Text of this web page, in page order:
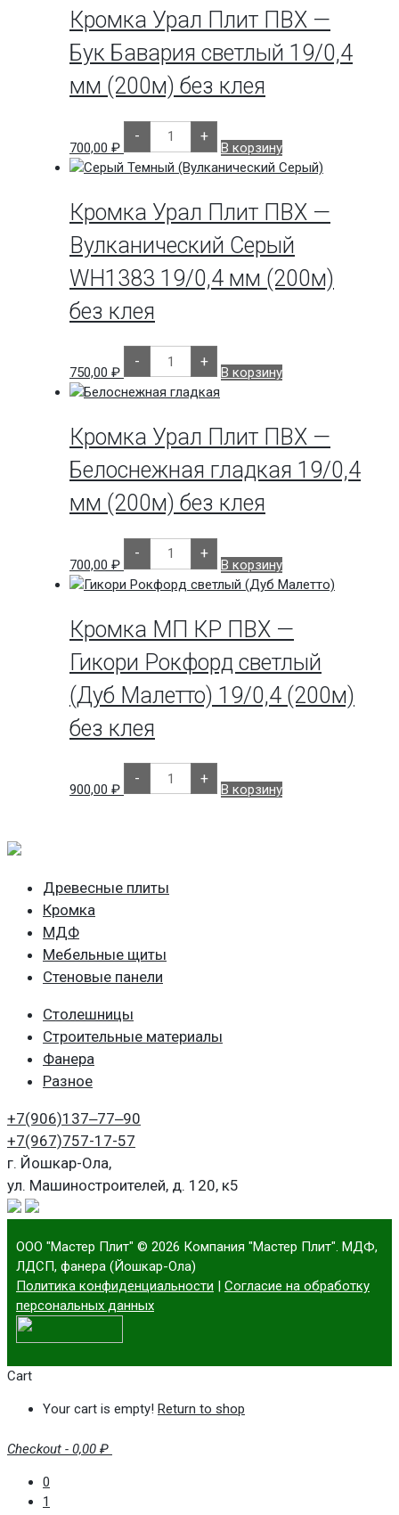
Кромка Урал Плит ПВХ —
Бук Бавария светлый 19/0,4
мм (200м) без клея
700,00 ₽
-
Количество
товара
Кромка
Урал
-
Бук
светлый
19/0,4
мм
(200м)
клея
+
В корзину
Кромка Урал Плит ПВХ —
Вулканический Серый
WH1383 19/0,4 мм (200м)
без клея
750,00 ₽
-
Количество
товара
Кромка
Урал
-
Вулканический
WH1383
19/0,4
мм
(200м)
клея
+
В корзину
Кромка Урал Плит ПВХ —
Белоснежная гладкая 19/0,4
мм (200м) без клея
700,00 ₽
-
Количество
товара
Кромка
Урал
Плит
-
Белоснежная
гладкая
19/0,4
мм
(200м)
без
+
В корзину
Кромка МП КР ПВХ —
Гикори Рокфорд светлый
(Дуб Малетто) 19/0,4 (200м)
без клея
900,00 ₽
-
Количество
товара
Кромка
светлый
без
+
В корзину
Древесные плиты
Кромка
МДФ
Мебельные щиты
Стеновые панели
Столешницы
Строительные материалы
Фанера
Разное
+7(906)137‒77‒90
+7(967)757-17-57
г. Йошкар-Ола,
ул. Машиностроителей, д. 120, к5
ООО "Мастер Плит" © 2026 Компания "Мастер Плит". МДФ,
ЛДСП, фанера (Йошкар-Ола)
Политика конфиденциальности | Согласие на обработку
персональных данных
Cart
Your cart is empty! Return to shop
Checkout - 0,00 ₽
0
1